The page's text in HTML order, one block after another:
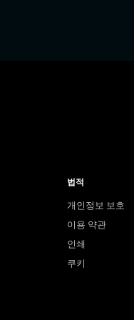
법적
개인정보 보호
이용 약관
인쇄
쿠키